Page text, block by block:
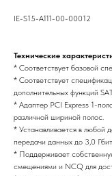
IE-S15-A111-00-00012
Технические
* Соответствует базовой
* Соответствует
дополнительных функций
* Адаптер PCI Express 1-
различной шириной полос.
* Устанавливается в любой
передачи данных до 3,0
* Поддерживает
смещениями и NCQ для